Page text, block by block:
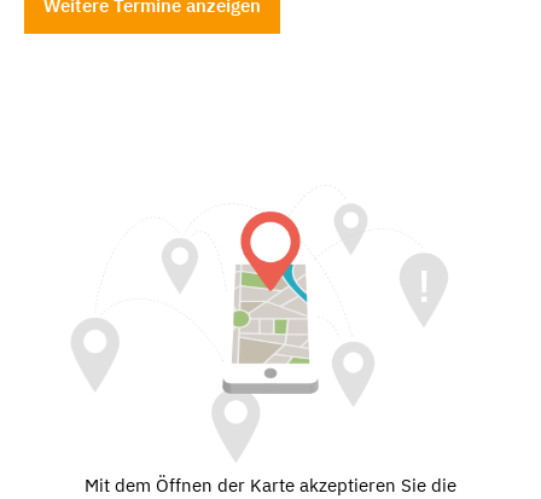
Weitere Termine anzeigen
Mit dem Öffnen der Karte akzeptieren Sie die